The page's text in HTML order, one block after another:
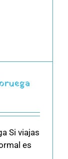
Si viajas
es